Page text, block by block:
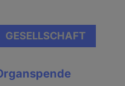
GESELLSCHAFT